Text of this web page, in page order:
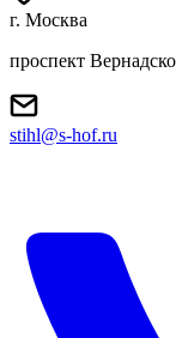
г. Москва
проспект
stihl@s-hof.ru